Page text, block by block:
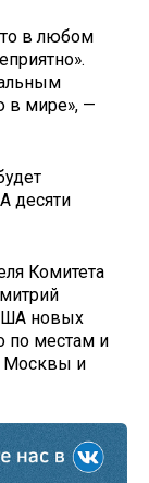
в любом
в мире», —
десяти
Комитета
новых
по местам и
Москвы и